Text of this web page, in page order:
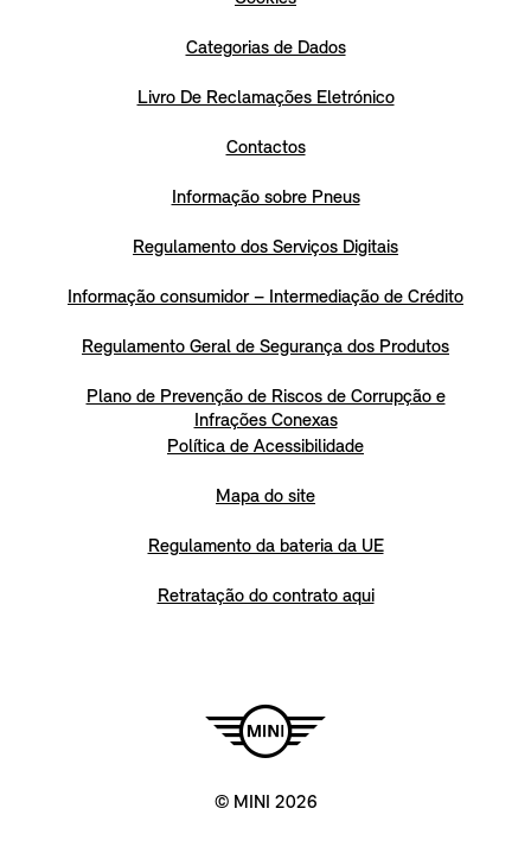
Categorias de Dados
Livro De Reclamações Eletrónico
Contactos
Informação sobre Pneus
Regulamento dos Serviços Digitais
Informação consumidor – Intermediação de Crédito
Regulamento Geral de Segurança dos Produtos
Plano de Prevenção de Riscos de Corrupção e
Infrações Conexas
Política de Acessibilidade
Mapa do site
Regulamento da bateria da UE
Retratação do contrato aqui
© MINI 2026